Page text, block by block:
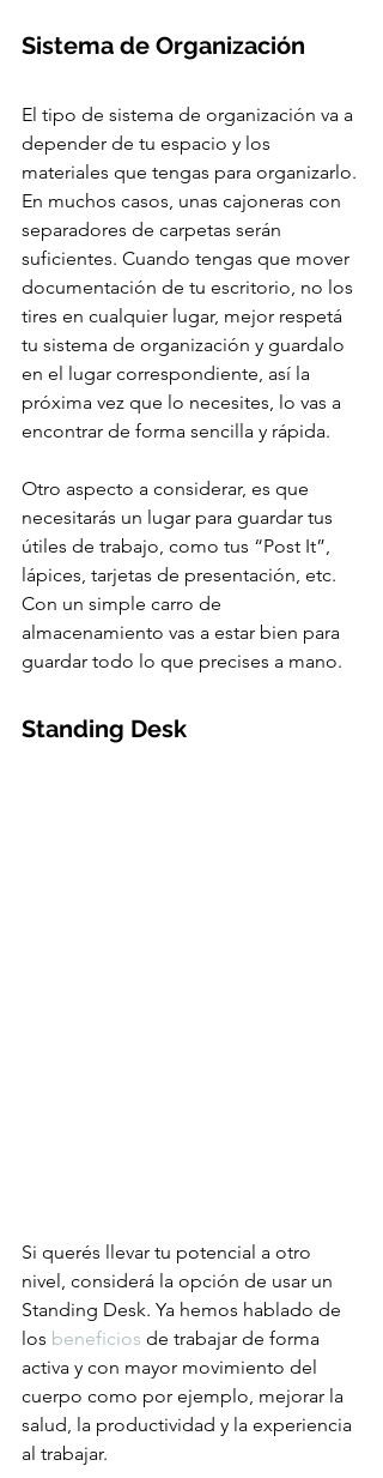
Sistema de Organización
El tipo de sistema de organización va a
depender de tu espacio y los
materiales que tengas para organizarlo.
En muchos casos, unas cajoneras con
separadores de carpetas serán
suficientes. Cuando tengas que mover
documentación de tu escritorio, no los
tires en cualquier lugar, mejor respetá
tu sistema de organización y guardalo
en el lugar correspondiente, así la
próxima vez que lo necesites, lo vas a
encontrar de forma sencilla y rápida.
Otro aspecto a considerar, es que
necesitarás un lugar para guardar tus
útiles de trabajo, como tus “Post It”,
lápices, tarjetas de presentación, etc.
Con un simple carro de
almacenamiento vas a estar bien para
guardar todo lo que precises a mano.
Standing Desk
Si querés llevar tu potencial a otro
nivel, considerá la opción de usar un
Standing Desk. Ya hemos hablado de
los beneficios de trabajar de forma
activa y con mayor movimiento del
cuerpo como por ejemplo, mejorar la
salud, la productividad y la experiencia
al trabajar.